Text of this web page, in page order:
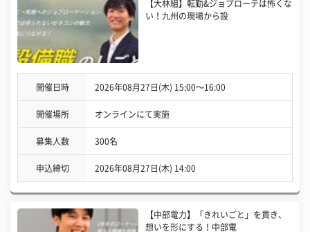
【大林組】転勤&ジョブローテは怖くな
い！九州の現場から設
開催日時 2026年08月27日(木) 15:00〜16:00
開催場所 オンラインにて実施
募集人数 300名
申込締切 2026年08月27日(木) 14:00
【中部電力】「きれいごと」を貫き、
想いを形にする！中部電